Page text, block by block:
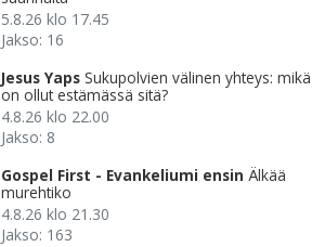
5.8.26 klo 17.45
Jakso: 16
Jesus Yaps Sukupolvien välinen yhteys: mikä
on ollut estämässä sitä?
4.8.26 klo 22.00
Jakso: 8
Gospel First - Evankeliumi ensin Älkää
murehtiko
4.8.26 klo 21.30
Jakso: 163